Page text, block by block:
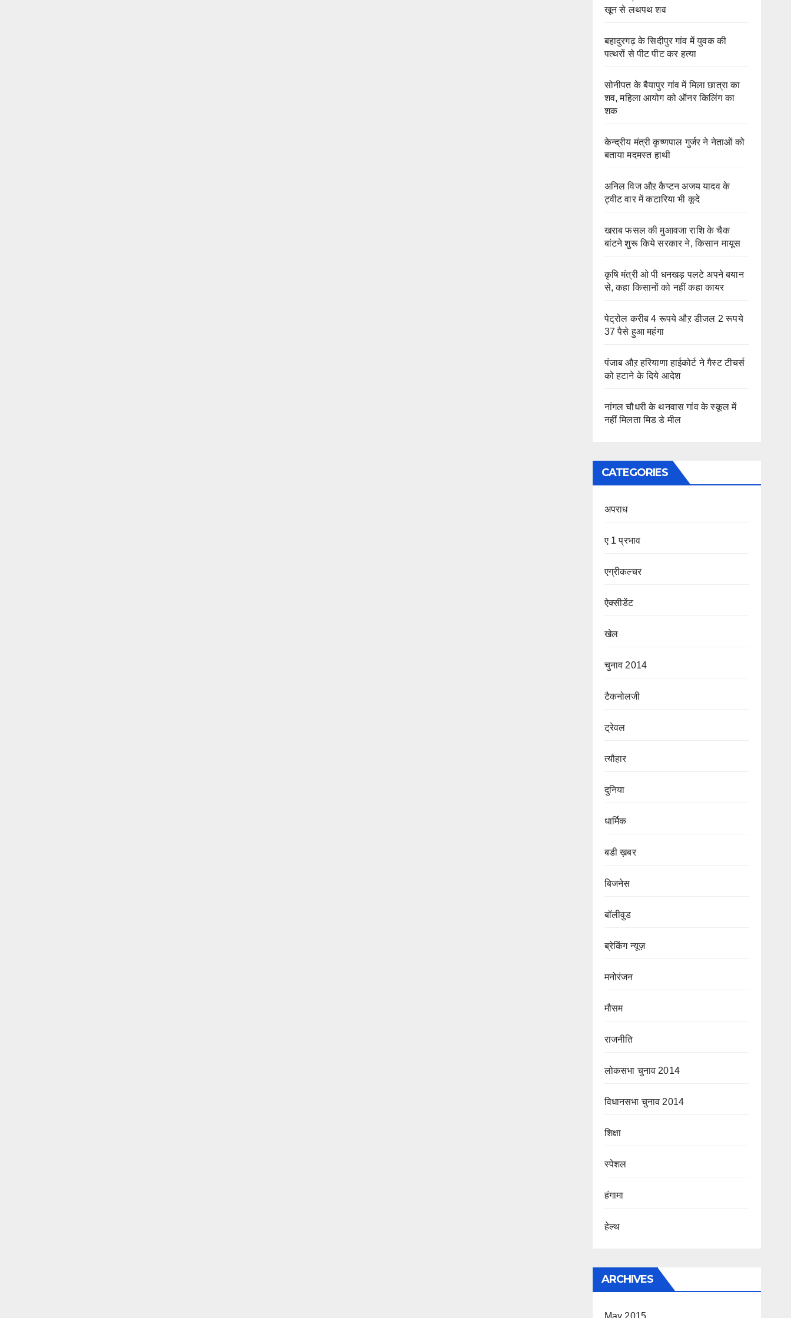
खून से लथपथ शव
बहादुरगढ़ के सिदीपुर गांव में युवक की
पत्थरों से पीट पीट कर हत्या
सोनीपत के बैयापुर गांव में मिला छात्रा का
शव, महिला आयोग को ऑनर किलिंग का
शक
केन्द्रीय मंत्री कृष्णपाल गुर्जर ने नेताओं को
बताया मदमस्त हाथी
अनिल विज औऱ कैप्टन अजय यादव के
ट्वीट वार में कटारिया भी कूदे
खराब फसल की मुआवजा राशि के चैक
बांटने शुरू किये सरकार ने, किसान मायूस
कृषि मंत्री ओ पी धनखड़ पलटे अपने बयान
से, कहा किसानों को नहीं कहा कायर
पेट्रोल करीब 4 रूपये औऱ डीजल 2 रूपये
37 पैसे हुआ महंगा
पंजाब औऱ हरियाणा हाईकोर्ट ने गैस्ट टीचर्स
को हटाने के दिये आदेश
नांगल चौधरी के थनवास गांव के स्कूल में
नहीं मिलता मिड डे मील
CATEGORIES
अपराध
ए 1 प्रभाव
एग्रीकल्चर
ऐक्सीडेंट
खेल
चुनाव 2014
टैकनोलजी
ट्रेवल
त्यौहार
दुनिया
धार्मिक
बडी ख़बर
बिजनेस
बॉलीवुड
ब्रेकिंग न्यूज़
मनोरंजन
मौसम
राजनीति
लोकसभा चुनाव 2014
विधानसभा चुनाव 2014
शिक्षा
स्पेशल
हंगामा
हेल्थ
ARCHIVES
May 2015